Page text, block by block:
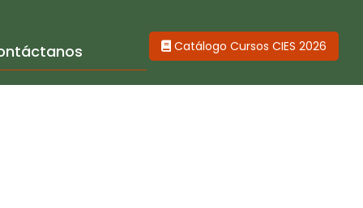
Catálogo Cursos CIES 2026